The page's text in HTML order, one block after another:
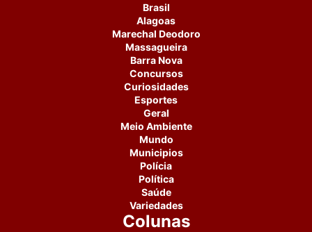
Brasil
Alagoas
Marechal Deodoro
Massagueira
Barra Nova
Concursos
Curiosidades
Esportes
Geral
Meio Ambiente
Mundo
Municipios
Polícia
Política
Saúde
Variedades
Colunas